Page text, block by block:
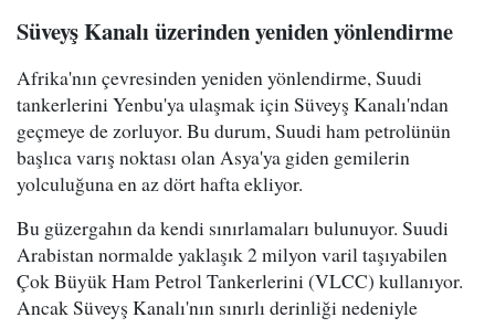
Süveyş Kanalı üzerinden yeniden yönlendirme
Afrika'nın çevresinden yeniden yönlendirme, Suudi
tankerlerini Yenbu'ya ulaşmak için Süveyş Kanalı'ndan
geçmeye de zorluyor. Bu durum, Suudi ham petrolünün
başlıca varış noktası olan Asya'ya giden gemilerin
yolculuğuna en az dört hafta ekliyor.
Bu güzergahın da kendi sınırlamaları bulunuyor. Suudi
Arabistan normalde yaklaşık 2 milyon varil taşıyabilen
Çok Büyük Ham Petrol Tankerlerini (VLCC) kullanıyor.
Ancak Süveyş Kanalı'nın sınırlı derinliği nedeniyle